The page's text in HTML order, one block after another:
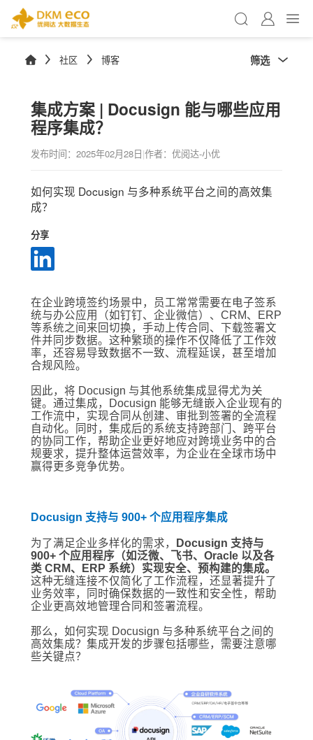
社区 博客 筛选
集成方案 | Docusign 能与哪些应用
程序集成？
发布时间： 2025年02月28日|作者：优阅达-小优
如何实现 Docusign 与多种系统平台之间的高效集
成？
分享
在企业跨境签约场景中，员工常常需要在电子签系
统与办公应用（如钉钉、企业微信）、CRM、ERP
等系统之间来回切换，手动上传合同、下载签署文
件并同步数据。这种繁琐的操作不仅降低了工作效
率，还容易导致数据不一致、流程延误，甚至增加
合规风险。
因此，将 Docusign 与其他系统集成显得尤为关
键。通过集成，Docusign 能够无缝嵌入企业现有的
工作流中，实现合同从创建、审批到签署的全流程
自动化。同时，集成后的系统支持跨部门、跨平台
的协同工作，帮助企业更好地应对跨境业务中的合
规要求，提升整体运营效率，为企业在全球市场中
赢得更多竞争优势。
Docusign 支持与 900+ 个应用程序集成
为了满足企业多样化的需求，
Docusign 支持与
900+ 个应用程序（如泛微、飞书、Oracle 以及各
类 CRM、ERP 系统）实现安全、预构建的集成。
这种无缝连接不仅简化了工作流程，还显著提升了
业务效率，同时确保数据的一致性和安全性，帮助
企业更高效地管理合同和签署流程。
那么，如何实现 Docusign 与多种系统平台之间的
高效集成？集成开发的步骤包括哪些，需要注意哪
些关键点？